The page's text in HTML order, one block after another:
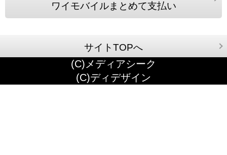
ワイモバイルまとめて支払い
サイトTOPへ
(C)メディアシーク
(C)ディデザイン